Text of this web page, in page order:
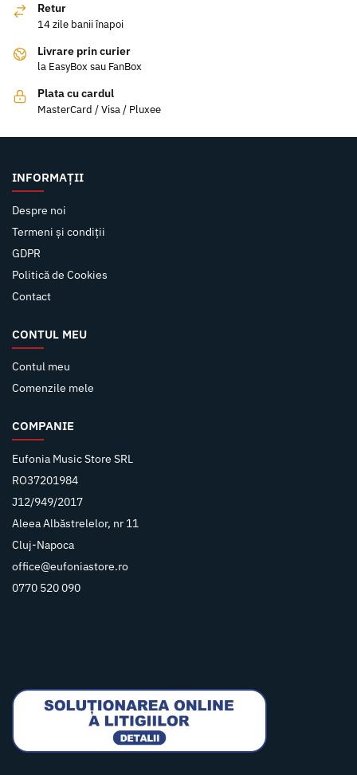
Retur
14 zile banii înapoi
Livrare prin curier
la EasyBox sau FanBox
Plata cu cardul
MasterCard / Visa / Pluxee
INFORMAȚII
Despre noi
Termeni și condiții
GDPR
Politică de Cookies
Contact
CONTUL MEU
Contul meu
Comenzile mele
COMPANIE
Eufonia Music Store SRL
RO37201984
J12/949/2017
Aleea Albăstrelelor, nr 11
Cluj-Napoca
office@eufoniastore.ro
0770 520 090